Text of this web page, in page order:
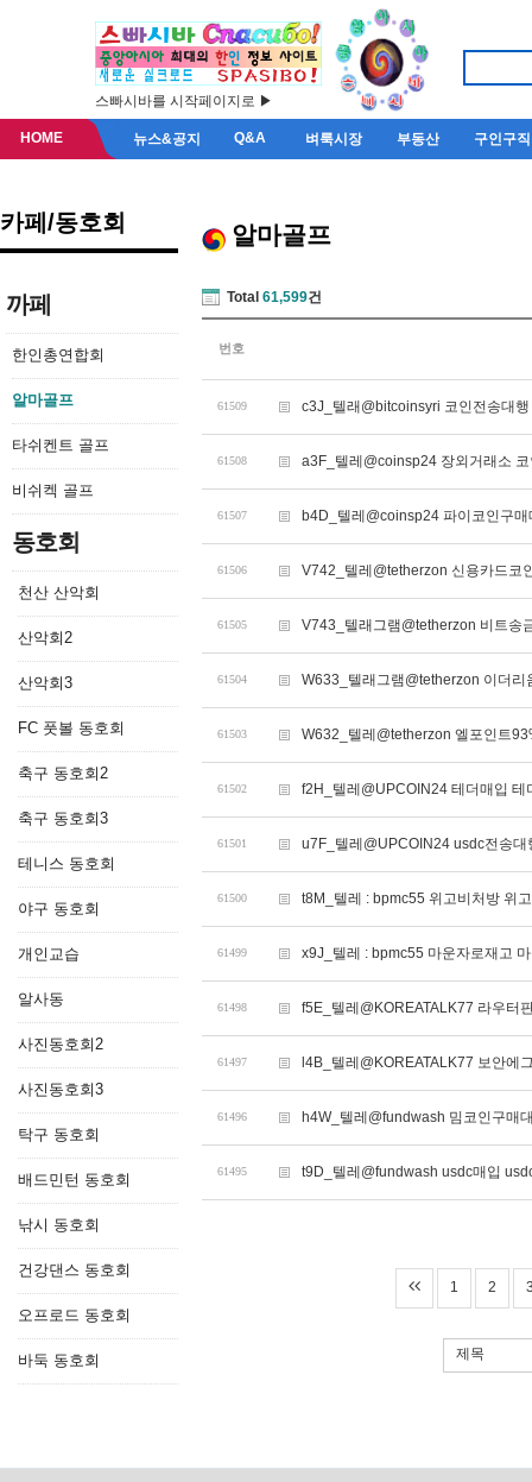
스빠시바를 시작페이지로 ▶
HOME 뉴스&공지 Q&A 벼룩시장 부동산 구인구직
카페/동호회
까페
한인총연합회
알마골프
타쉬켄트 골프
비쉬켁 골프
동호회
천산 산악회
산악회2
산악회3
FC 풋볼 동호회
축구 동호회2
축구 동호회3
테니스 동호회
야구 동호회
개인교습
알사동
사진동호회2
사진동호회3
탁구 동호회
배드민턴 동호회
낚시 동호회
건강댄스 동호회
오프로드 동호회
바둑 동호회
알마골프
Total 61,599건
번호
61509 c3J_텔래@bitcoinsyri 코인전송대
61508 a3F_텔레@coinsp24 장외거래소
61507 b4D_텔레@coinsp24 파이코인구
61506 V742_텔레@tetherzon 신용카드코
61505 V743_텔래그램@tetherzon 비트송
61504 W633_텔래그램@tetherzon 이더리
61503 W632_텔레@tetherzon 엘포인트
61502 f2H_텔레@UPCOIN24 테더매입 테
61501 u7F_텔레@UPCOIN24 usdc전송
61500 t8M_텔레 : bpmc55 위고비처방 위
61499 x9J_텔레 : bpmc55 마운자로재고
61498 f5E_텔레@KOREATALK77 라우터
61497 l4B_텔레@KOREATALK77 보안에
61496 h4W_텔레@fundwash 밈코인구매
61495 t9D_텔레@fundwash usdc매입
1 2
제목